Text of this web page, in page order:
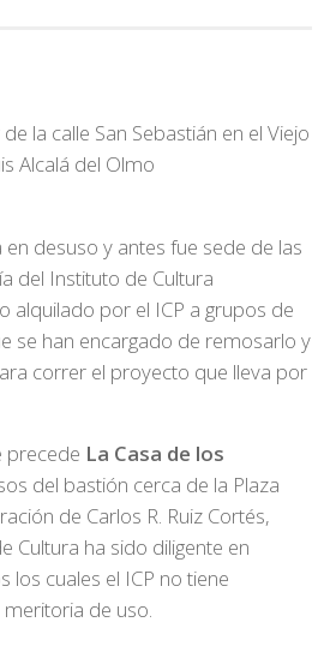
la calle San Sebastián en el Viejo
Alcalá del Olmo
desuso y antes fue sede de las
del Instituto de Cultura
alquilado por el ICP a grupos de
se han encargado de remosarlo y
correr el proyecto que lleva por
precede La Casa de los
del bastión cerca de la Plaza
de Carlos R. Ruiz Cortés,
Cultura ha sido diligente en
los cuales el ICP no tiene
de uso.